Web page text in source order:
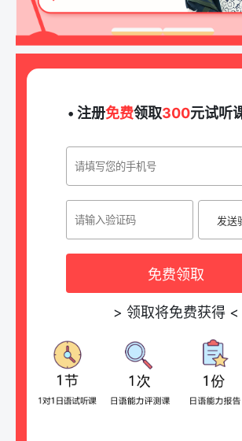
• 注册免费领取300元试听
发送
免费领取
> 领取将免费获得 <